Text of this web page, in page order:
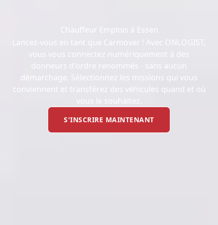
Chauffeur Emplois à Essen
Lancez-vous en tant que Carmover ! Avec ONLOGIST,
vous vous connectez numériquement à des
donneurs d'ordre renommés - sans aucun
démarchage. Sélectionnez les missions qui vous
conviennent et transférez des véhicules quand et où
vous le souhaitez.
S'INSCRIRE MAINTENANT